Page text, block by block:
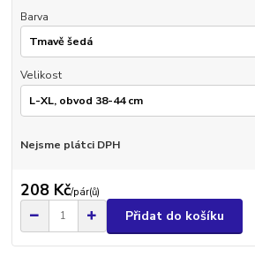
Barva
Velikost
Nejsme plátci DPH
208 Kč/pár(ů)
Přidat do košíku